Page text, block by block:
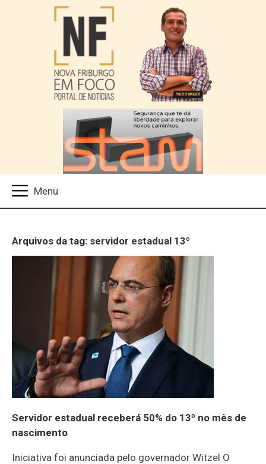
Arquivos da tag: servidor estadual 13º
Servidor estadual receberá 50% do 13º no mês de
nascimento
Iniciativa foi anunciada pelo governador Witzel O